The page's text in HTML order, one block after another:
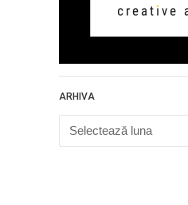
ARHIVA
Arhiva